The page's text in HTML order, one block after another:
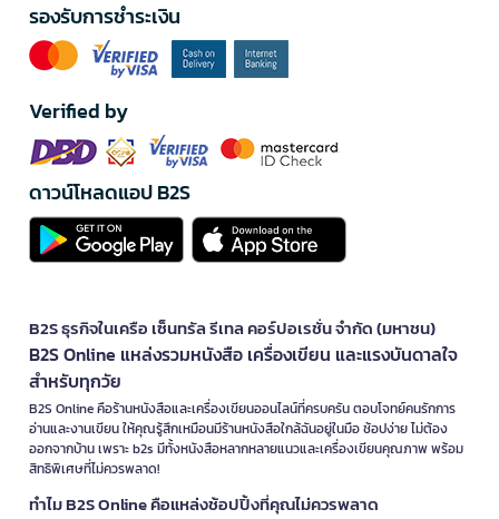
รองรับการชำระเงิน
Verified by
ดาวน์โหลดแอป B2S
B2S ธุรกิจในเครือ เซ็นทรัล รีเทล คอร์ปอเรชั่น จำกัด (มหาชน)
B2S Online แหล่งรวมหนังสือ เครื่องเขียน และแรงบันดาลใจ
สำหรับทุกวัย
B2S Online คือร้านหนังสือและเครื่องเขียนออนไลน์ที่ครบครัน ตอบโจทย์คนรักการ
อ่านและงานเขียน ให้คุณรู้สึกเหมือนมีร้านหนังสือใกล้ฉันอยู่ในมือ ช้อปง่าย ไม่ต้อง
ออกจากบ้าน เพราะ b2s มีทั้งหนังสือหลากหลายแนวและเครื่องเขียนคุณภาพ พร้อม
สิทธิพิเศษที่ไม่ควรพลาด!
ทำไม B2S Online คือแหล่งช้อปปิ้งที่คุณไม่ควรพลาด